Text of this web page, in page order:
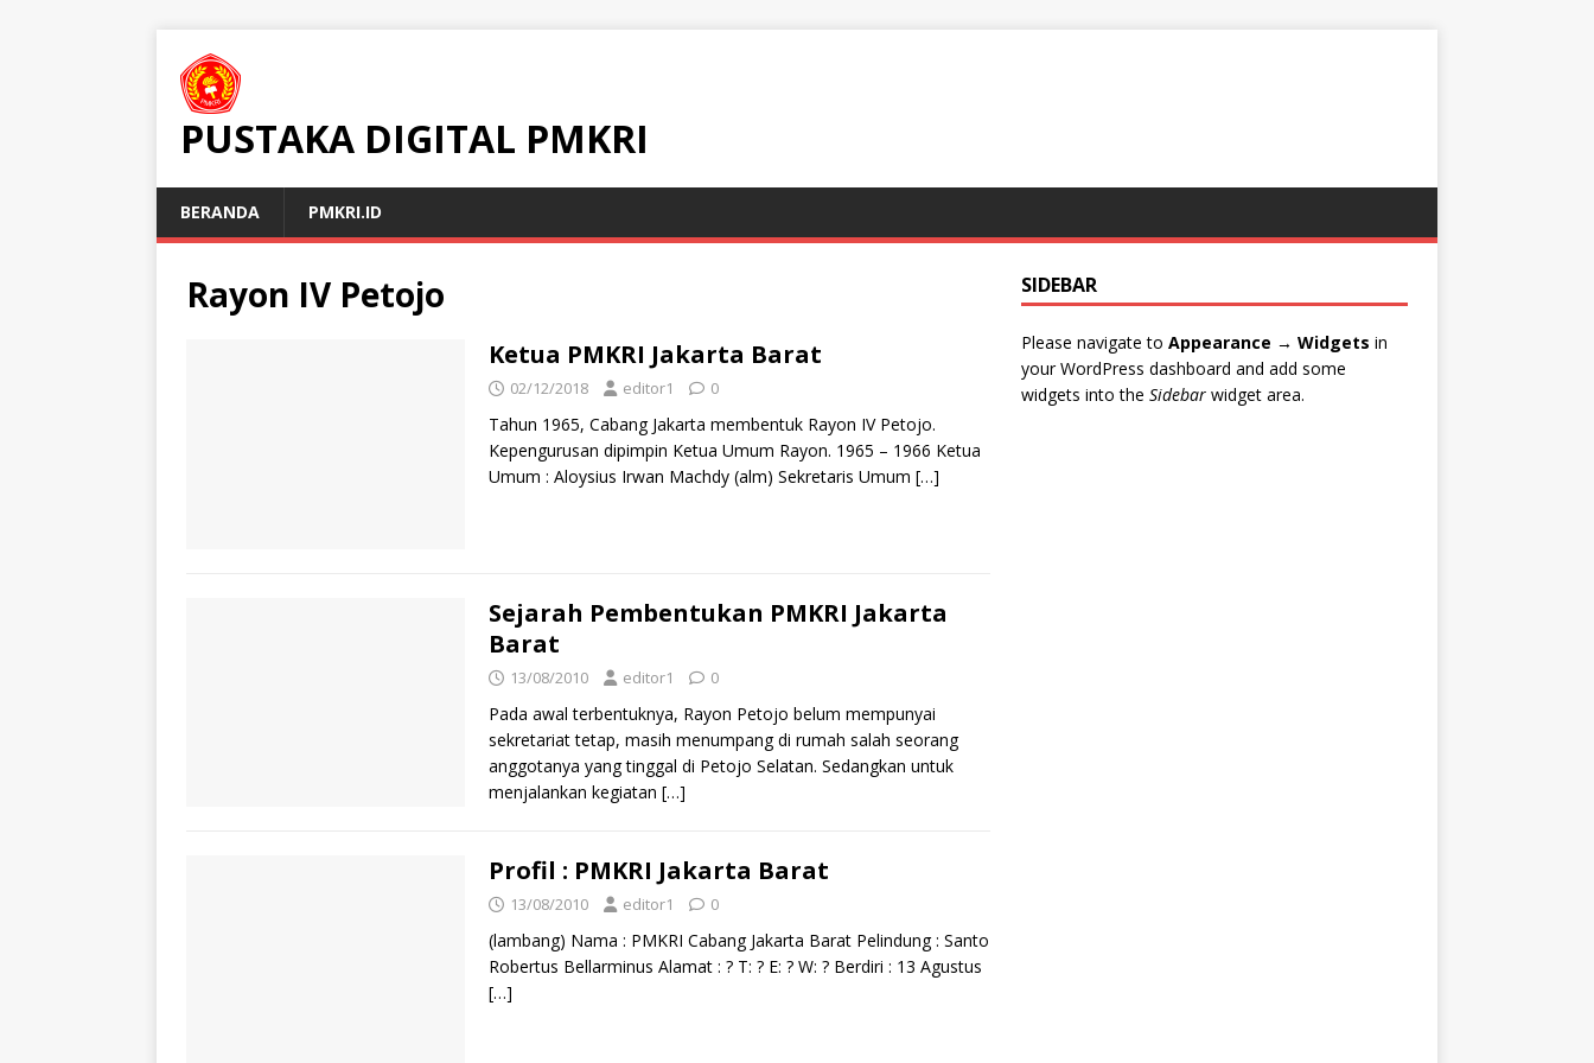
PUSTAKA DIGITAL PMKRI
BERANDA PMKRI.ID
Rayon IV Petojo
Ketua PMKRI Jakarta Barat
02/12/2018 editor1 0
Tahun 1965, Cabang Jakarta membentuk Rayon IV Petojo.
Kepengurusan dipimpin Ketua Umum Rayon. 1965 – 1966 Ketua
Umum : Aloysius Irwan Machdy (alm) Sekretaris Umum […]
Sejarah Pembentukan PMKRI Jakarta
Barat
13/08/2010 editor1 0
Pada awal terbentuknya, Rayon Petojo belum mempunyai
sekretariat tetap, masih menumpang di rumah salah seorang
anggotanya yang tinggal di Petojo Selatan. Sedangkan untuk
menjalankan kegiatan […]
Profil : PMKRI Jakarta Barat
13/08/2010 editor1 0
(lambang) Nama : PMKRI Cabang Jakarta Barat Pelindung : Santo
Robertus Bellarminus Alamat : ? T: ? E: ? W: ? Berdiri : 13 Agustus
[…]
SIDEBAR
Please navigate to Appearance → Widgets in
your WordPress dashboard and add some
widgets into the Sidebarwidget area.